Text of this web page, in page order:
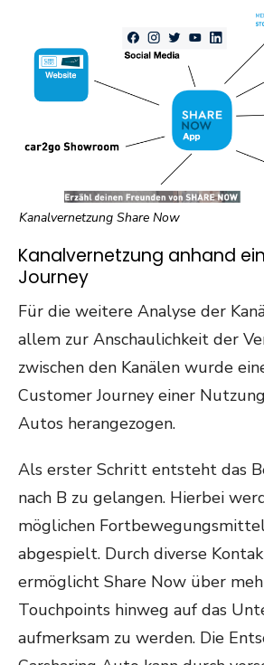
Kanalvernetzung Share Now
Kanalvernetzung anhand
Journey
Für die weitere Analyse der
allem zur Anschaulichkeit der
zwischen den Kanälen wurde
Customer Journey einer
Autos herangezogen.
Als erster Schritt entsteht das
nach B zu gelangen. Hierbei
möglichen
abgespielt. Durch diverse
ermöglicht Share Now über
Touchpoints hinweg auf das
aufmerksam zu werden. Die